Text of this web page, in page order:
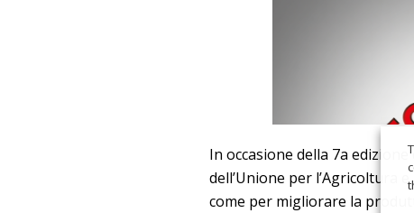
In occasione della 7a
dell’Unione per l’Agricoltura
come per migliorare la